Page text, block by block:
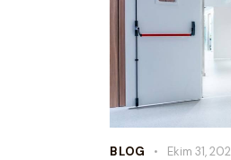
BLOG Ekim 31,